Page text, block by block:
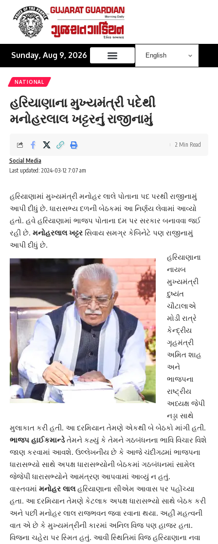
Sunday, Aug 9, 2026
NATIONAL
હરિયાણાના મુખ્યમંત્રી પદેથી
મનોહરલાલ ખટ્ટરનું રાજીનામું
Last updated: 2024-03-12 7:07 am
Social Media
2 Min Read
હરિયાણામાં મુખ્યમંત્રી મનોહર લાલે પોતાના પદ પરથી રાજીનામું
આપી દીધું છે. ધારાસભ્ય દળની બેઠકમાં આ નિર્ણય લેવામાં આવ્યો
હતો. હવે હરિયાણામાં ભાજપ પોતાના દમ પર સરકાર બનાવવા જઈ
રહી છે. મનોહરલાલ ખટ્ટર સિવાય સમગ્ર કેબિનેટે પણ રાજીનામું
આપી દીધું છે.
હરિયાણાના
નાયબ
મુખ્યમંત્રી
દુષ્યંત
ચૌટાલાએ
મોડી રાત્રે
કેન્દ્રીય
ગૃહમંત્રી
અમિત શાહ
અને
ભાજપના
રાષ્ટ્રીય
અધ્યક્ષ જેપી
નડ્ડા સાથે
મુલાકાત કરી હતી. આ દરમિયાન તેમણે એકથી બે બેઠકો માંગી હતી.
ભાજપ હાઈકમાન્ડેતેમને કહ્યું કે તેમને ગઠબંધનના ભાવિ વિચાર વિશે
જાણ કરવામાં આવશે. ઉલ્લેખનીય છે કે આજે ચંદીગઢમાં ભાજપના
ધારાસભ્યો સાથે અપક્ષ ધારાસભ્યોની બેઠકમાં ગઠબંધનમાં સામેલ
જેજેપી ધારાસભ્યોને આમંત્રણ આપવામાં આવ્યું ન હતું.
વાસ્તવમાં મનોહર લાલહરિયાણાના સીએમ આવાસ પર પહોંચ્યા
હતા. આ દરમિયાન તેમણે કેટલાક અપક્ષ ધારાસભ્યો સાથે બેઠક કરી
અને પછી મનોહર લાલ રાજભવન જવા રવાના થયા. અહીં મહત્વની
વાત એ છે કે મુખ્યમંત્રીની કારમાં અનિલ વિજ પણ હાજર હતા.
વિજના ચહેરા પર સ્મિત હતું. આવી સ્થિતિમાં વિજ હરિયાણાના નવા